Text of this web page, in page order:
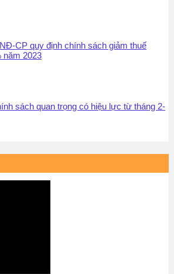
CP quy định chính sách giảm thuế
năm 2023
sách quan trọng có hiệu lực từ tháng 2-